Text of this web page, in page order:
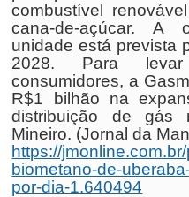
combustível
cana-de-açúcar. A
unidade está prevista
2028. Para
consumidores, a
R$1 bilhão na
distribuição de gás
Mineiro. (Jornal da
https://
biometano-de-
por-dia-1.640494